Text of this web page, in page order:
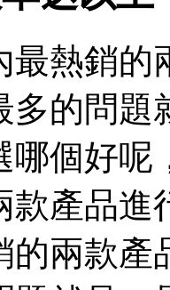
最熱銷的
多的問
哪個好呢
款產品進
的兩款產